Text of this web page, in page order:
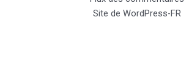
Site de WordPress-FR